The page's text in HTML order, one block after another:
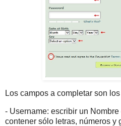
Los campos a completar son
- Username: escribir un
contener sólo letras, números y